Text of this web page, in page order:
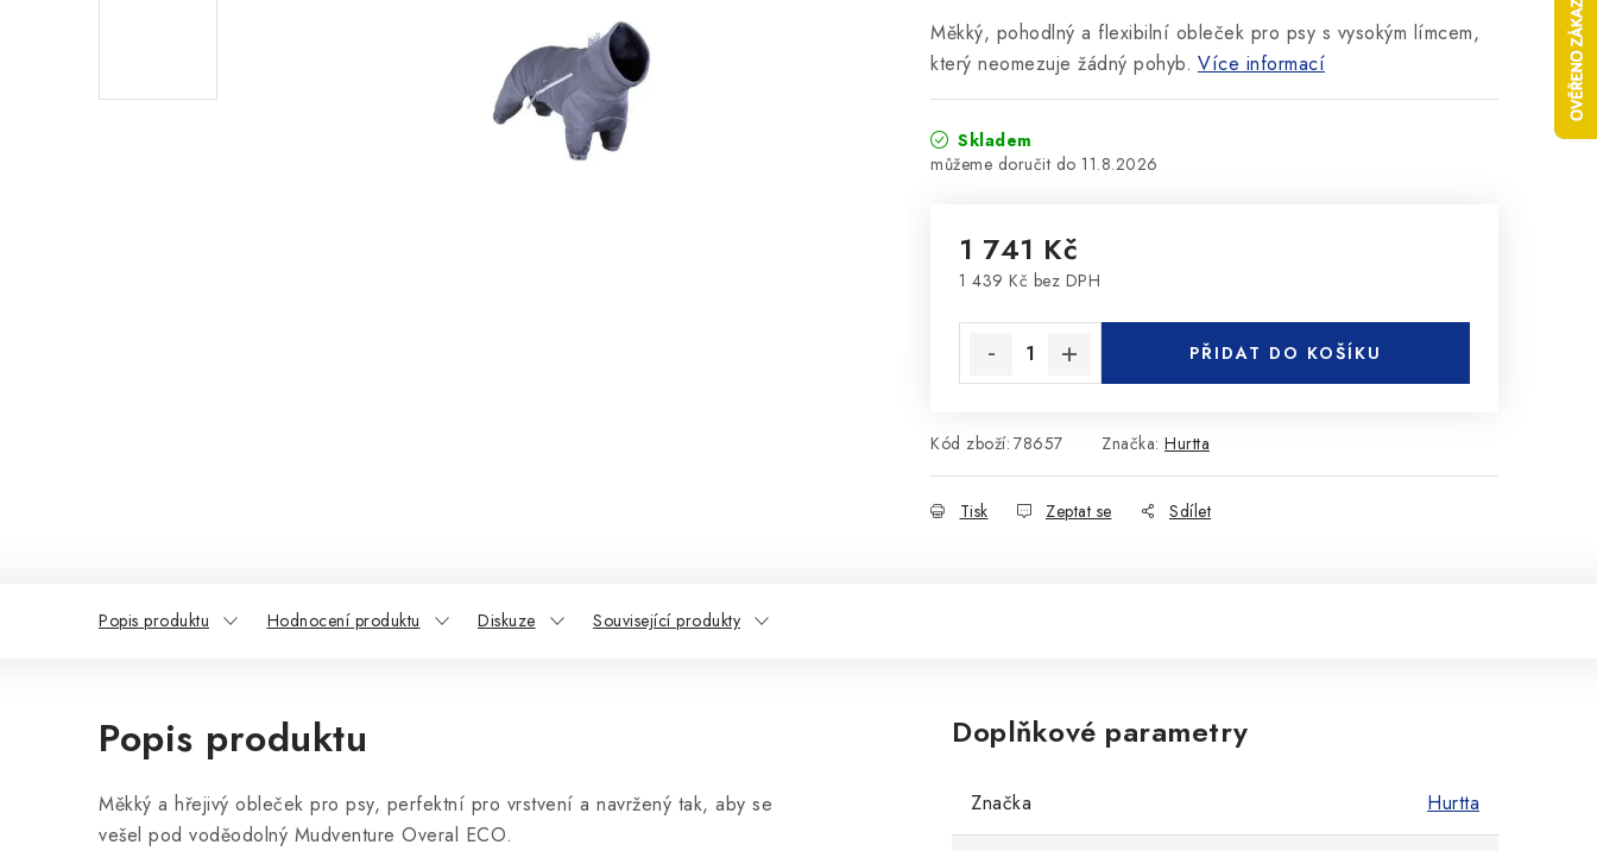
Měkký, pohodlný a flexibilní obleček pro psy s vysokým límcem,
který neomezuje žádný pohyb. Více informací
Skladem
11.8.2026
1 741 Kč
1 439 Kč bez DPH
PŘIDAT DO KOŠÍKU
Kód zboží: 78657 Značka: Hurtta
Tisk Zeptat se Sdílet
Popis produktu Hodnocení produktu Diskuze Související produkty
Popis produktu
Měkký a hřejivý obleček pro psy, perfektní pro vrstvení a navržený tak, aby se
vešel pod voděodolný Mudventure Overal ECO.
Doplňkové parametry
Značka Hurtta